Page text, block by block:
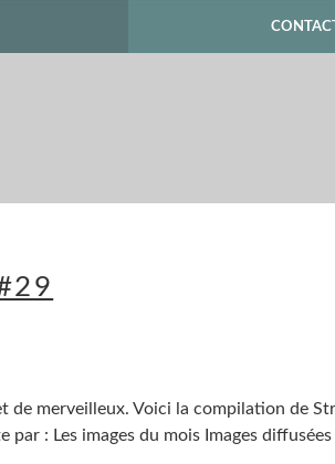
de merveilleux. Voici la compilation de
: Les images du mois Images